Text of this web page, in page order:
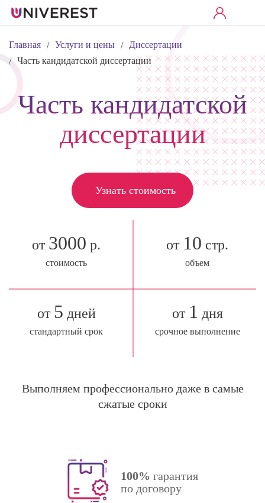
Главная / Услуги и цены /
Диссертации
/ Часть кандидатской диссертации
Часть кандидатской
диссертации
Узнать стоимость
от 3000 р.
стоимость
от 10 стр.
объем
от 5 дней
стандартный срок
от 1 дня
срочное выполнение
Выполняем профессионально даже в самые
сжатые сроки
100% гарантия
по договору